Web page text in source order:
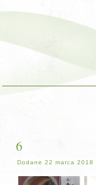
6
Dodane 22 marca 2018